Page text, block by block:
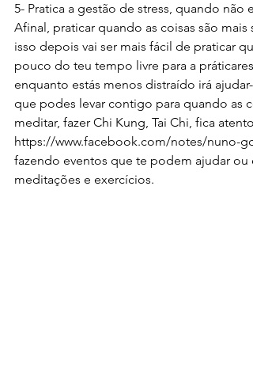
5- Pratica a gestão de stress, quando não
Afinal, praticar quando as coisas são
isso depois vai ser mais fácil de praticar
pouco do teu tempo livre para a
enquanto estás menos distraído irá
que podes levar contigo para quando as
meditar, fazer Chi Kung, Tai Chi, fica
https://www.facebook.com/notes/nuno-
fazendo eventos que te podem ajudar
meditações e exercícios.